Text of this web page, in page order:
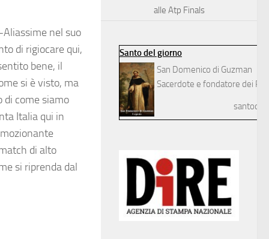
nel suo
di rigiocare qui,
bene, il
si è visto, ma
di come siamo
Italia qui in
di alto
si riprenda dal
alle Atp Finals
Santo del giorno
San Domenico di Guzman
Sacerdote e fondatore dei